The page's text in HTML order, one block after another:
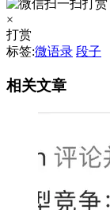
×
打赏
标签:微语录 段子
相关文章